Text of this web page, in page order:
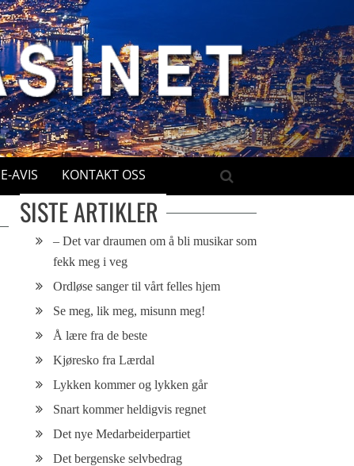
E-AVIS KONTAKT OSS
SISTE ARTIKLER
– Det var draumen om å bli musikar som
fekk meg i veg
Ordløse sanger til vårt felles hjem
Se meg, lik meg, misunn meg!
Å lære fra de beste
Kjøresko fra Lærdal
Lykken kommer og lykken går
Snart kommer heldigvis regnet
Det nye Medarbeiderpartiet
Det bergenske selvbedrag